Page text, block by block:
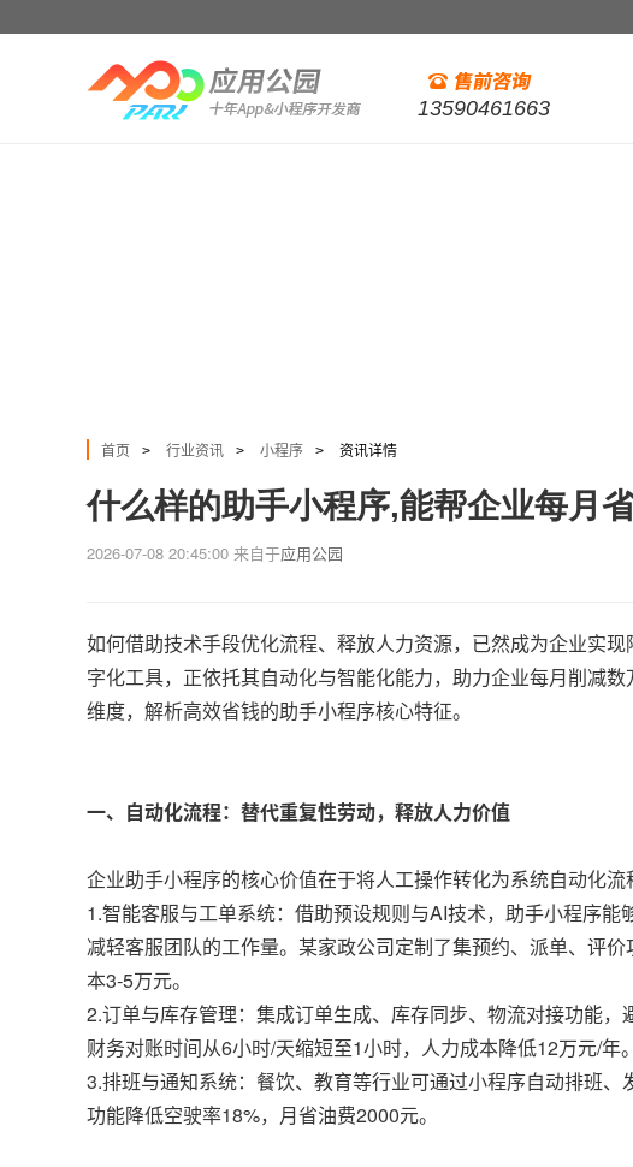
13590461663
首页 > 行业资讯 > 小程序 > 资讯详情
什么样的助手小程序,能帮企业每月
2026-07-08 20:45:00 来自于应用公园
如何借助技术手段优化流程、释放人力资源，已然成为企业实
字化工具，正依托其自动化与智能化能力，助力企业每月削减
维度，解析高效省钱的助手小程序核心特征。
一、自动化流程：替代重复性劳动，释放人力价值
企业助手小程序的核心价值在于将人工操作转化为系统自动化流
1.智能客服与工单系统：借助预设规则与AI技术，助手小程序
减轻客服团队的工作量。某家政公司定制了集预约、派单、评
本3-5万元。
2.订单与库存管理：集成订单生成、库存同步、物流对接功能
财务对账时间从6小时/天缩短至1小时，人力成本降低12万元/年。
3.排班与通知系统：餐饮、教育等行业可通过小程序自动排班
功能降低空驶率18%，月省油费2000元。